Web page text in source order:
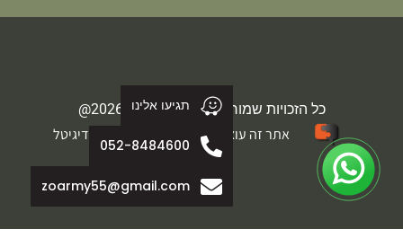
כל הזכויות שמורות לחברת זוארמי 2026@
אתר זה עוצב ופותח על ידי משולבים בדיגיטל
תגיעו אלינו
052-8484600
zoarmy55@gmail.com